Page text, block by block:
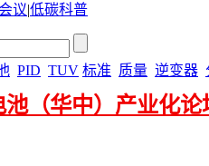
议|低碳科普
PID TUV 标准 质量 逆变器
（华中）产业化论